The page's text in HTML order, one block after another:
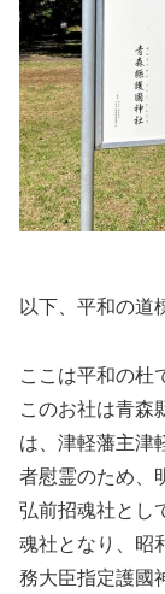
以下、平和の道
ここは平和の杜
このお社は青森
は、津軽藩主津
者慰霊のため、
弘前招魂社とし
魂社となり、昭
務大臣指定護國